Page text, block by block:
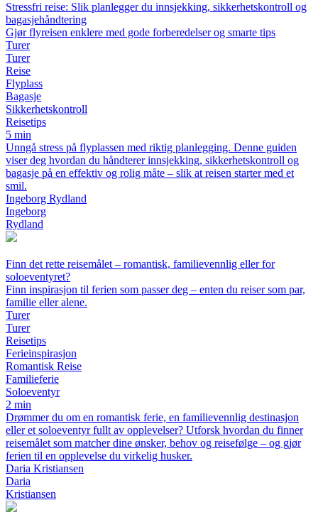
Stressfri reise: Slik planlegger du innsjekking, sikkerhetskontroll og
bagasjehåndtering
Gjør flyreisen enklere med gode forberedelser og smarte tips
Turer
Turer
Reise
Flyplass
Bagasje
Sikkerhetskontroll
Reisetips
5 min
Unngå stress på flyplassen med riktig planlegging. Denne guiden
viser deg hvordan du håndterer innsjekking, sikkerhetskontroll og
bagasje på en effektiv og rolig måte – slik at reisen starter med et
smil.
Ingeborg Rydland
Ingeborg
Rydland
Finn det rette reisemålet – romantisk, familievennlig eller for
soloeventyret?
Finn inspirasjon til ferien som passer deg – enten du reiser som par,
familie eller alene.
Turer
Turer
Reisetips
Ferieinspirasjon
Romantisk Reise
Familieferie
Soloeventyr
2 min
Drømmer du om en romantisk ferie, en familievennlig destinasjon
eller et soloeventyr fullt av opplevelser? Utforsk hvordan du finner
reisemålet som matcher dine ønsker, behov og reisefølge – og gjør
ferien til en opplevelse du virkelig husker.
Daria Kristiansen
Daria
Kristiansen